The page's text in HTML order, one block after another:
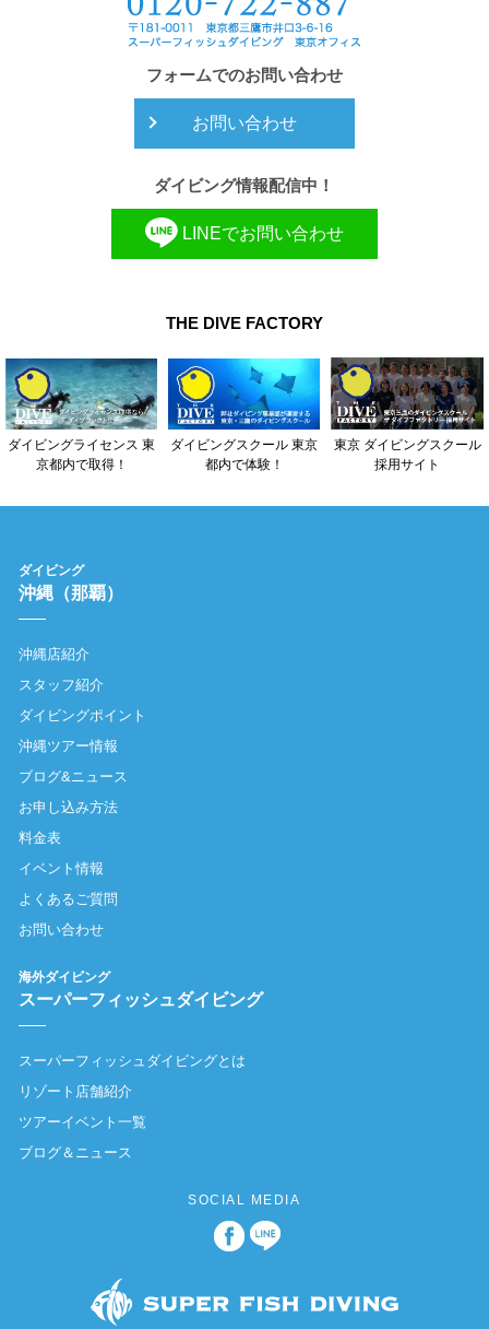
フォームでのお問い合わせ
お問い合わせ
ダイビング情報配信中！
LINEでお問い合わせ
THE DIVE FACTORY
ダイビングライセンス 東
京都内で取得！
ダイビングスクール 東京
都内で体験！
東京 ダイビングスクール
採用サイト
ダイビング
沖縄（那覇）
沖縄店紹介
スタッフ紹介
ダイビングポイント
沖縄ツアー情報
ブログ&ニュース
お申し込み方法
料金表
イベント情報
よくあるご質問
お問い合わせ
海外ダイビング
スーパーフィッシュダイビング
スーパーフィッシュダイビングとは
リゾート店舗紹介
ツアーイベント一覧
ブログ＆ニュース
SOCIAL MEDIA